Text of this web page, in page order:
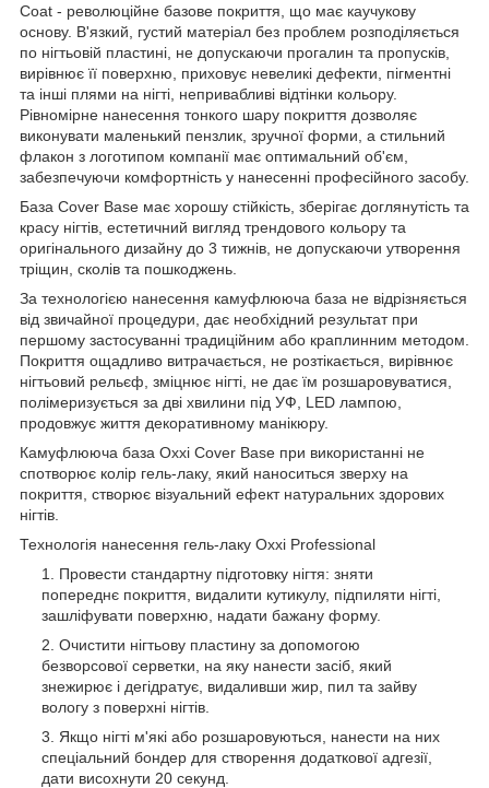
Coat - революційне базове покриття, що має каучукову
основу. В'язкий, густий матеріал без проблем розподіляється
по нігтьовій пластині, не допускаючи прогалин та пропусків,
вирівнює її поверхню, приховує невеликі дефекти, пігментні
та інші плями на нігті, непривабливі відтінки кольору.
Рівномірне нанесення тонкого шару покриття дозволяє
виконувати маленький пензлик, зручної форми, а стильний
флакон з логотипом компанії має оптимальний об'єм,
забезпечуючи комфортність у нанесенні професійного засобу.
База Cover Base має хорошу стійкість, зберігає доглянутість та
красу нігтів, естетичний вигляд трендового кольору та
оригінального дизайну до 3 тижнів, не допускаючи утворення
тріщин, сколів та пошкоджень.
За технологією нанесення камуфлююча база не відрізняється
від звичайної процедури, дає необхідний результат при
першому застосуванні традиційним або краплинним методом.
Покриття ощадливо витрачається, не розтікається, вирівнює
нігтьовий рельєф, зміцнює нігті, не дає їм розшаровуватися,
полімеризується за дві хвилини під УФ, LED лампою,
продовжує життя декоративному манікюру.
Камуфлююча база Oxxi Cover Base при використанні не
спотворює колір гель-лаку, який наноситься зверху на
покриття, створює візуальний ефект натуральних здорових
нігтів.
Технологія нанесення гель-лаку Oxxi Professional
Провести стандартну підготовку нігтя: зняти
попереднє покриття, видалити кутикулу, підпиляти нігті,
зашліфувати поверхню, надати бажану форму.
Очистити нігтьову пластину за допомогою
безворсової серветки, на яку нанести засіб, який
знежирює і дегідратує, видаливши жир, пил та зайву
вологу з поверхні нігтів.
Якщо нігті м'які або розшаровуються, нанести на них
спеціальний бондер для створення додаткової адгезії,
дати висохнути 20 секунд.